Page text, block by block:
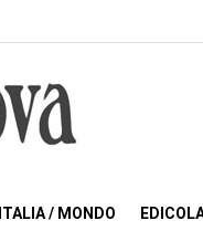
ITALIA / MONDO